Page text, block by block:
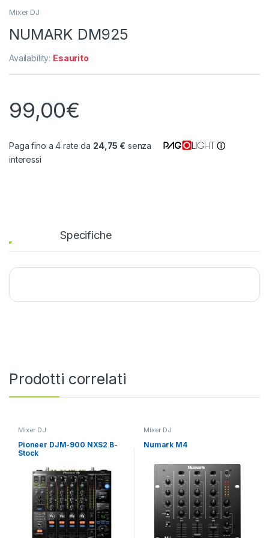
Mixer DJ
NUMARK DM925
Availability: Esaurito
99,00€
Paga fino a 4 rate da 24,75 € senza
interessi
ⓘ
Specifiche
Prodotti correlati
Mixer DJ
Pioneer DJM-900 NXS2 B-
Stock
Mixer DJ
Numark M4